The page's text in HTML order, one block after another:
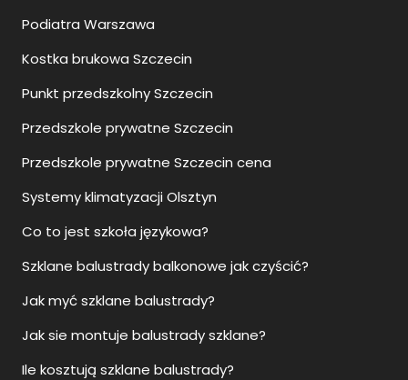
Podiatra Warszawa
Kostka brukowa Szczecin
Punkt przedszkolny Szczecin
Przedszkole prywatne Szczecin
Przedszkole prywatne Szczecin cena
Systemy klimatyzacji Olsztyn
Co to jest szkoła językowa?
Szklane balustrady balkonowe jak czyścić?
Jak myć szklane balustrady?
Jak sie montuje balustrady szklane?
Ile kosztują szklane balustrady?